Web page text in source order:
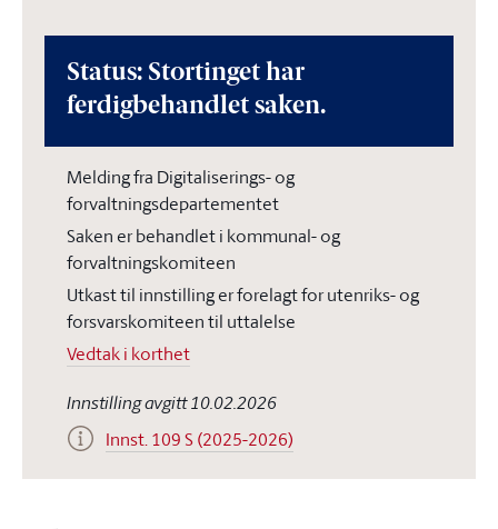
Status: Stortinget har
ferdigbehandlet saken.
Melding fra Digitaliserings- og
forvaltningsdepartementet
Saken er behandlet i kommunal- og
forvaltningskomiteen
Utkast til innstilling er forelagt for utenriks- og
forsvarskomiteen til uttalelse
Vedtak i korthet
Innstilling avgitt 10.02.2026
Innst. 109 S (2025-2026)